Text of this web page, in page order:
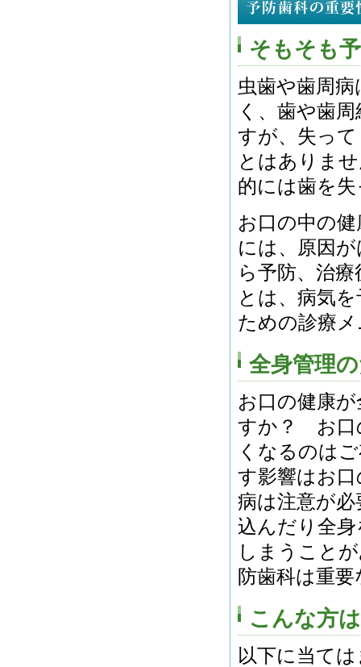
そもそも
虫歯や歯周
く、歯や歯
すが、失っ
とはありま
的には歯を
お口の中の
には、原因
ら予防、治
とは、病気
ための診療
全身管理
お口の健康
すか？ お口
くなるのは
す影響はお
病は注意が
込んだり全
しまうこと
防歯科は重
こんな方
以下に当て